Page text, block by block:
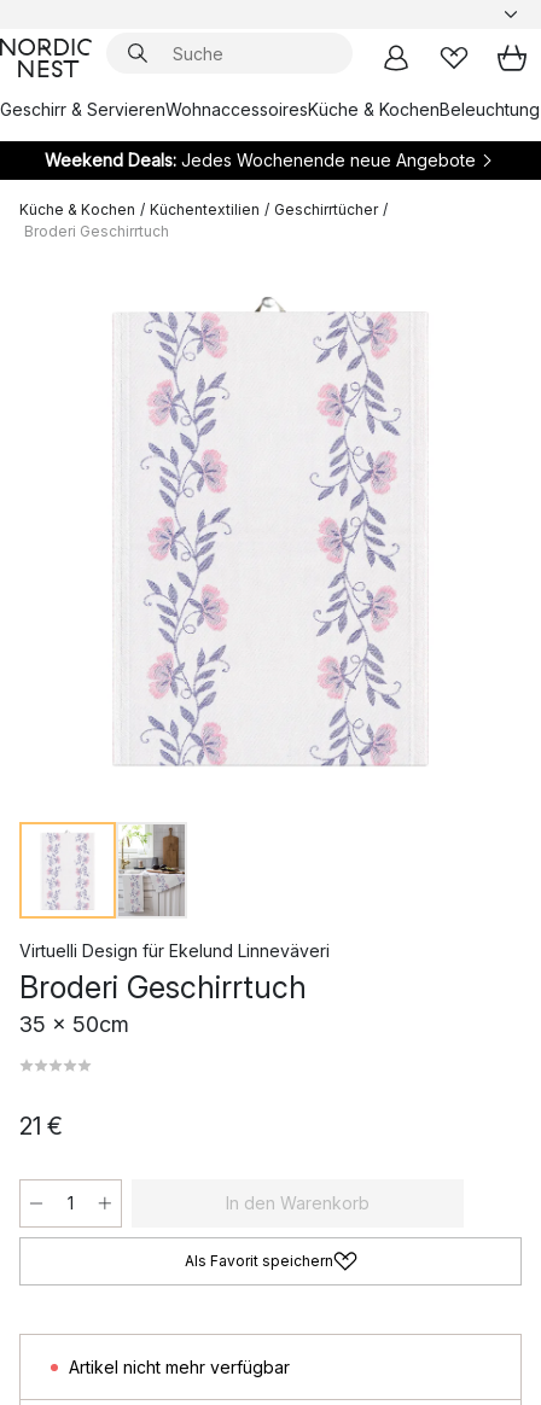
Geschirr & ServierenWohnaccessoiresKüche & KochenBeleuchtung
Weekend Deals:Jedes Wochenende neue Angebote
Küche & Kochen / Küchentextilien / Geschirrtücher /
Broderi Geschirrtuch
Virtuelli Design für Ekelund Linneväveri
Broderi Geschirrtuch
35 x 50cm
21 €
In den Warenkorb
Als Favorit speichern
Artikel nicht mehr verfügbar